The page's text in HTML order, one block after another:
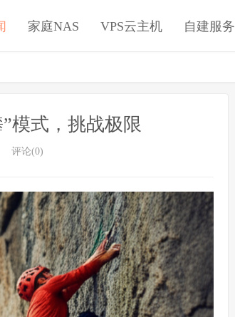
家庭NAS VPS云主机 自建服务
模式，挑战极限
评论(0)